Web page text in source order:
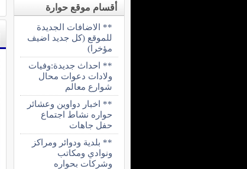
أقسام موقع حوارة
** الاضافات الجديدة
للموقع (كل جديد اضيف
مؤخرا)
** احداث جديدة:وفيات
ولادات دعوات محال
شوارع معالم
** اخبار دواوين وعشائر
حواره نشاط اجتماع
حفل جاهات
** بلدية ودوائر ومراكز
ونوادي ومكاتب
وشركات بحواره